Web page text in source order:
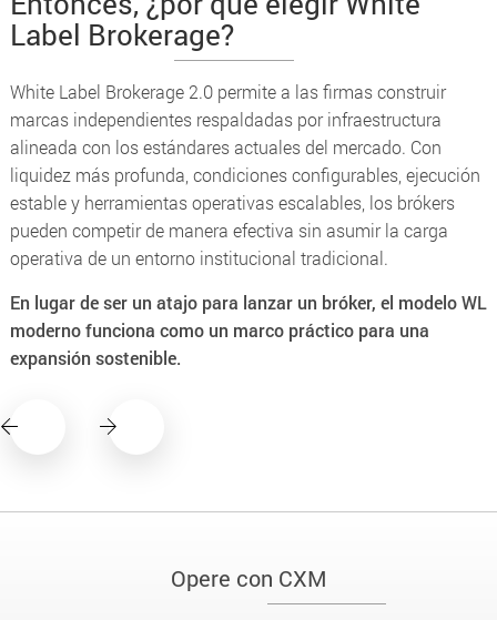
Label Brokerage?
White Label Brokerage 2.0 permite a las firmas construir
marcas independientes respaldadas por infraestructura
alineada con los estándares actuales del mercado. Con
liquidez más profunda, condiciones configurables, ejecución
estable y herramientas operativas escalables, los brókers
pueden competir de manera efectiva sin asumir la carga
operativa de un entorno institucional tradicional.
En lugar de ser un atajo para lanzar un bróker, el modelo WL
moderno funciona como un marco práctico para una
expansión sostenible.
Opere con CXM